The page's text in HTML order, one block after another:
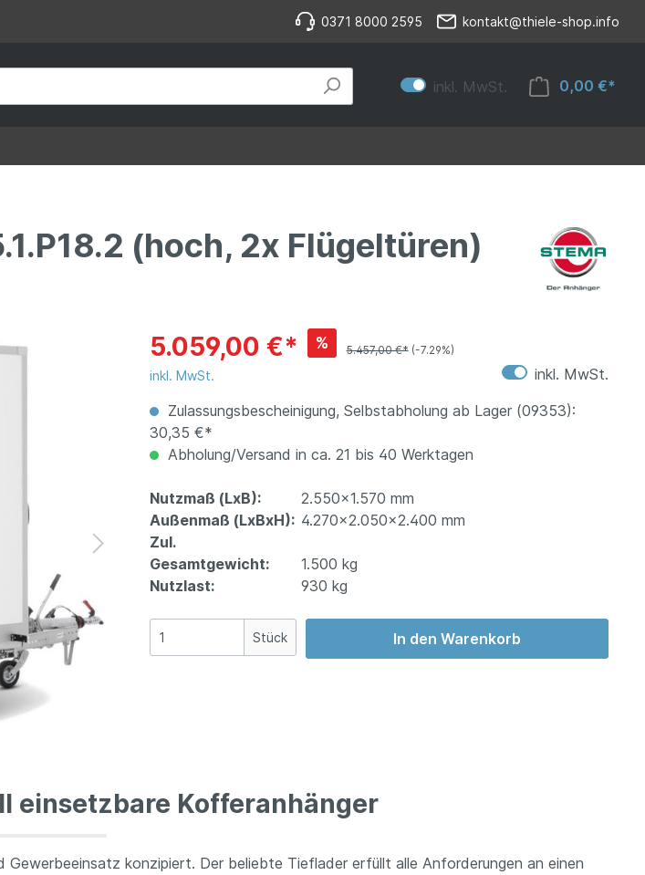
0371 8000 2595 kontakt@thiele-shop.info
inkl. MwSt. 0,00 €*
(hoch, 2x Flügeltüren)
5.059,00 €* % 5.457,00 €* (-7.29%)
inkl. MwSt.
inkl. MwSt.
Zulassungsbescheinigung, Selbstabholung ab Lager (09353):
30,35 €*
Abholung/Versand in ca. 21 bis 40 Werktagen
Nutzmaß (LxB):
2.550x1.570 mm
Außenmaß (LxBxH): 4.270x2.050x2.400 mm
Zul.
Gesamtgewicht:
1.500 kg
Nutzlast:
930 kg
Stück In den Warenkorb
einsetzbare Kofferanhänger
konzipiert. Der beliebte Tieflader erfüllt alle Anforderungen an einen